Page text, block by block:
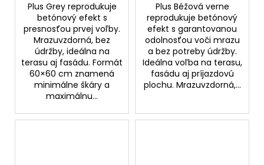
Plus Grey reprodukuje
betónový efekt s
presnosťou prvej voľby.
Mrazuvzdorná, bez
údržby, ideálna na
terasu aj fasádu. Formát
60×60 cm znamená
minimálne škáry a
maximálnu...
Plus Béžová verne
reprodukuje betónový
efekt s garantovanou
odolnosťou voči mrazu
a bez potreby údržby.
Ideálna voľba na terasu,
fasádu aj príjazdovú
plochu. Mrazuvzdorná,...